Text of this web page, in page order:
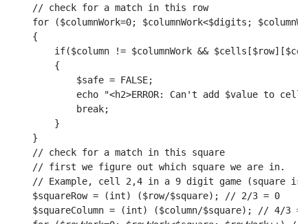
// check for a match in this row
for ($columnWork=0; $columnWork<$digits;
{
if($column != $columnWork &&
{
$safe = FALSE;
echo "<h2>ERROR: Can't add $value to cell
break;
}
}
// check for a match in this square
// first we figure out which square we are in.
// Example, cell 2,4 in a 9 digit game (square is
$squareRow = (int) ($row/$square); // 2/3 = 0
$squareColumn = (int) ($column/$square); // 4/3 =